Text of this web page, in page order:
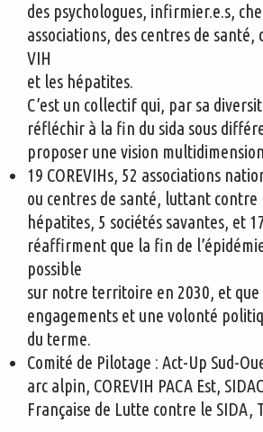
des psychologues, infirmier.e.s,
associations, des centres de santé,
VIH
et les hépatites.
C’est un collectif qui, par sa
réfléchir à la fin du sida sous
proposer une vision
19 COREVIHs, 52 associations
ou centres de santé, luttant contre
hépatites, 5 sociétés savantes, et
réaffirment que la fin de
possible
sur notre territoire en 2030, et que
engagements et une volonté
du terme.
Comité de Pilotage : Act-Up Sud-
arc alpin, COREVIH PACA Est,
Française de Lutte contre le SIDA,